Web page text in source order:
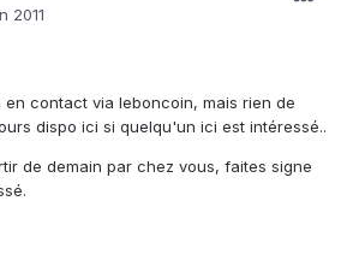
2011
contact via leboncoin, mais rien de
dispo ici si quelqu'un ici est intéressé..
de demain par chez vous, faites signe